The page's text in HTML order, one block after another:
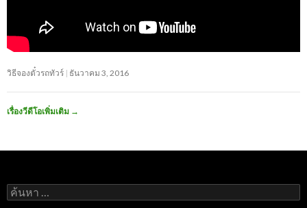
วิธีจองตั๋วรถทัวร์ ธันวาคม 3, 2016
เรื่องวีดีโอเพิ่มเติม →
ค้นหา
สำหรับ: